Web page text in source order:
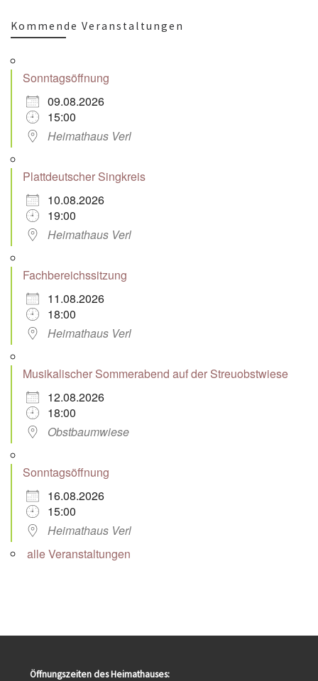
Kommende Veranstaltungen
Sonntagsöffnung
09.08.2026
15:00
Heimathaus Verl
Plattdeutscher Singkreis
10.08.2026
19:00
Heimathaus Verl
Fachbereichssitzung
11.08.2026
18:00
Heimathaus Verl
Musikalischer Sommerabend auf der Streuobstwiese
12.08.2026
18:00
Obstbaumwiese
Sonntagsöffnung
16.08.2026
15:00
Heimathaus Verl
alle Veranstaltungen
Öffnungszeiten des Heimathauses: